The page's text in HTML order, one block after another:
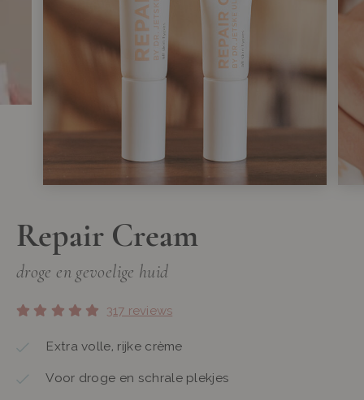
Repair Cream
droge en gevoelige huid
317 reviews
Extra volle, rijke crème
Voor droge en schrale plekjes